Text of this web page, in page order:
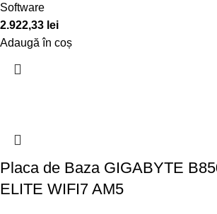
Software
2.922,33 lei
Adaugă în coș
Placa de Baza GIGABYTE
ELITE WIFI7 AM5